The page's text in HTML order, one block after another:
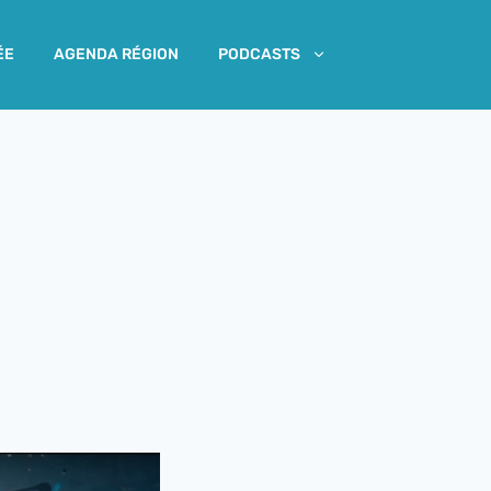
AGENDA RÉGION PODCASTS